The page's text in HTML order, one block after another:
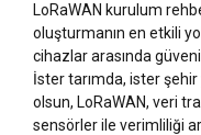
LoRaWAN kurulum
oluşturmanın en etkili
cihazlar arasında
İster tarımda, ister
olsun, LoRaWAN, veri
sensörler ile verimliliği